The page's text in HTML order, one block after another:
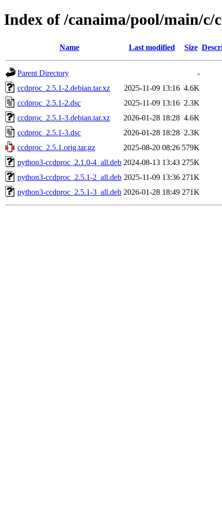
Index of /canaima/pool/main/c/
Name Last modified Size
Parent Directory
-
ccdproc_2.5.1-2.debian.tar.xz
2025-11-09 13:16 4.6K
ccdproc_2.5.1-2.dsc
2025-11-09 13:16 2.3K
ccdproc_2.5.1-3.debian.tar.xz
2026-01-28 18:28 4.6K
ccdproc_2.5.1-3.dsc
2026-01-28 18:28 2.3K
ccdproc_2.5.1.orig.tar.gz
2025-08-20 08:26 579K
python3-ccdproc_2.1.0-4_all.deb 2024-08-13 13:43 275K
python3-ccdproc_2.5.1-2_all.deb 2025-11-09 13:36 271K
python3-ccdproc_2.5.1-3_all.deb 2026-01-28 18:49 271K